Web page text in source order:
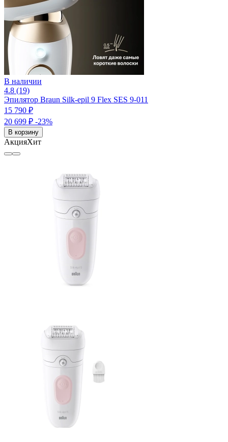
В наличии
4.8 (19)
Эпилятор Braun Silk-epil 9 Flex SES 9-011
15 790 ₽
20 699 ₽ -23%
В корзину
АкцияХит